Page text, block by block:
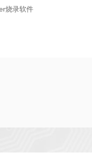
烧录软件